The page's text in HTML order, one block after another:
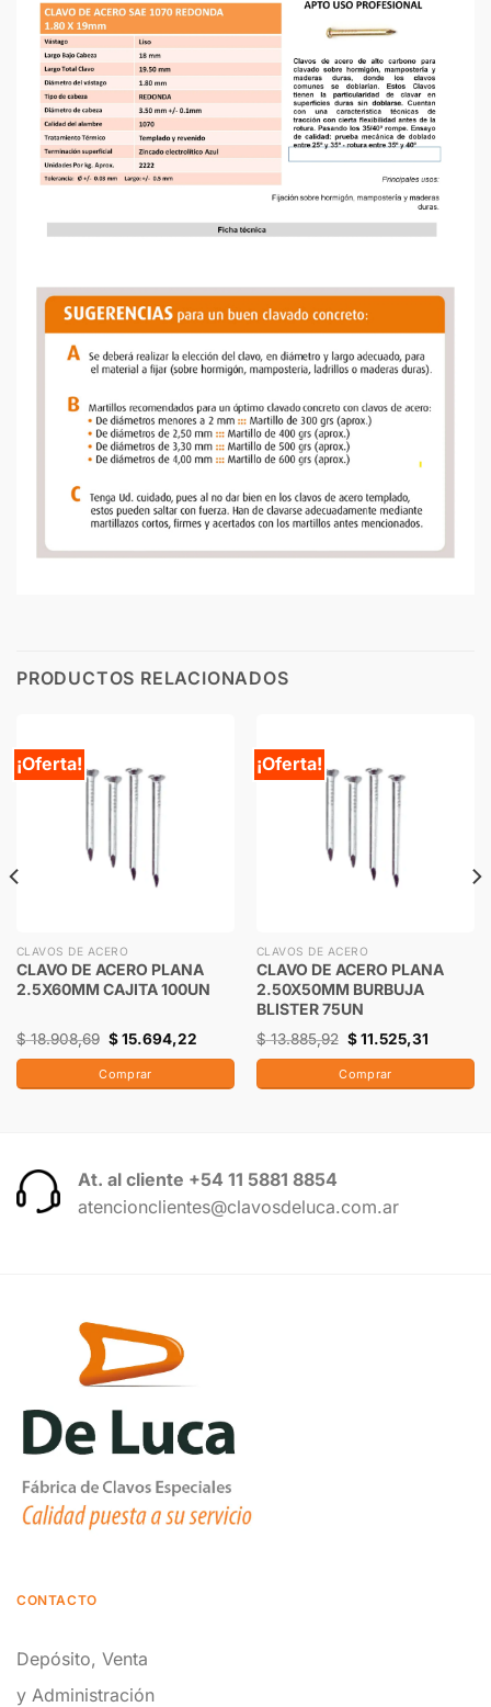
PRODUCTOS RELACIONADOS
¡Oferta!
CLAVOS DE ACERO
CLAVO DE ACERO PLANA
2.5X60MM CAJITA 100UN
$18.908,69 $15.694,22
Comprar
¡Oferta!
CLAVOS DE ACERO
CLAVO DE ACERO PLANA
2.50X50MM BURBUJA
BLISTER 75UN
$13.885,92 $11.525,31
Comprar
At. al cliente +54 11 5881 8854
atencionclientes@clavosdeluca.com.ar
CONTACTO
Depósito, Venta
y Administración